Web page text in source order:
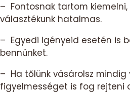
– Fontosnak tartom
választékunk hatalmas.
– Egyedi igényeid esetén is
bennünket.
– Ha tőlünk vásárolsz mindig
figyelmességet is fog rejteni